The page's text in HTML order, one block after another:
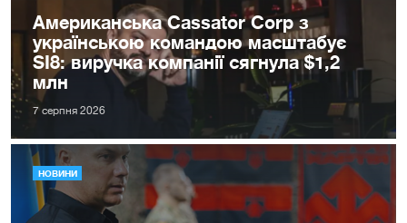
Американська Cassator Corp з
українською командою масштабує
SI8: виручка компанії сягнула $1,2
млн
7 серпня 2026
НОВИНИ